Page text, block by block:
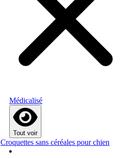
Médicalisé
Tout voir
Croquettes sans céréales pour chien